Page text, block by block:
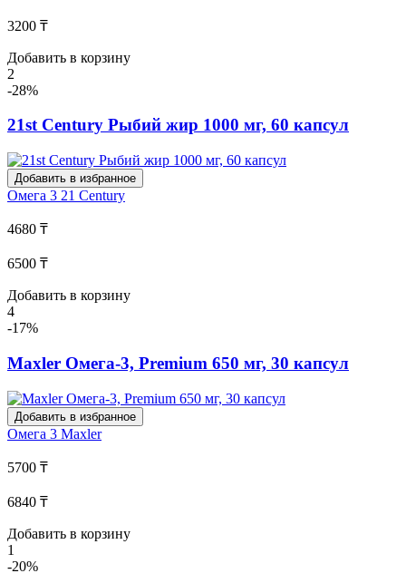
3200 ₸
Добавить в корзину
2
-28%
21st Century Рыбий жир 1000 мг, 60 капсул
Добавить в избранное
Омега 3 21 Century
4680 ₸
6500 ₸
Добавить в корзину
4
-17%
Maxler Омега-3, Premium 650 мг, 30 капсул
Добавить в избранное
Омега 3 Maxler
5700 ₸
6840 ₸
Добавить в корзину
1
-20%